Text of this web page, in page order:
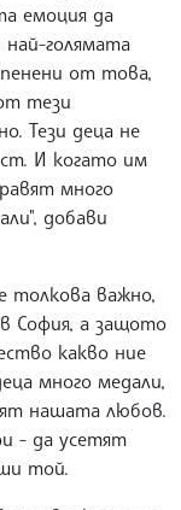
емоция да
най-голямата
от това,
тези
Тези деца не
И когато им
много
добави
толкова важно,
София, а защото
какво ние
много медали,
нашата любов.
- да усетят
той.